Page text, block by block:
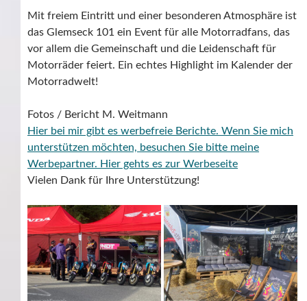
Mit freiem Eintritt und einer besonderen Atmosphäre ist
das Glemseck 101 ein Event für alle Motorradfans, das
vor allem die Gemeinschaft und die Leidenschaft für
Motorräder feiert. Ein echtes Highlight im Kalender der
Motorradwelt!
Fotos / Bericht M. Weitmann
Hier bei mir gibt es werbefreie Berichte. Wenn Sie mich
unterstützen möchten, besuchen Sie bitte meine
Werbepartner. Hier gehts es zur Werbeseite
Vielen Dank für Ihre Unterstützung!